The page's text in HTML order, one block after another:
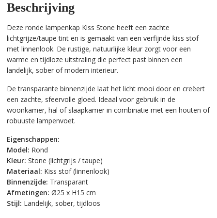
Beschrijving
Deze ronde lampenkap Kiss Stone heeft een zachte
lichtgrijze/taupe tint en is gemaakt van een verfijnde kiss stof
met linnenlook. De rustige, natuurlijke kleur zorgt voor een
warme en tijdloze uitstraling die perfect past binnen een
landelijk, sober of modern interieur.
De transparante binnenzijde laat het licht mooi door en creëert
een zachte, sfeervolle gloed. Ideaal voor gebruik in de
woonkamer, hal of slaapkamer in combinatie met een houten of
robuuste lampenvoet.
Eigenschappen:
Model: Rond
Kleur: Stone (lichtgrijs / taupe)
Materiaal: Kiss stof (linnenlook)
Binnenzijde: Transparant
Afmetingen: Ø25 x H15 cm
Stijl: Landelijk, sober, tijdloos